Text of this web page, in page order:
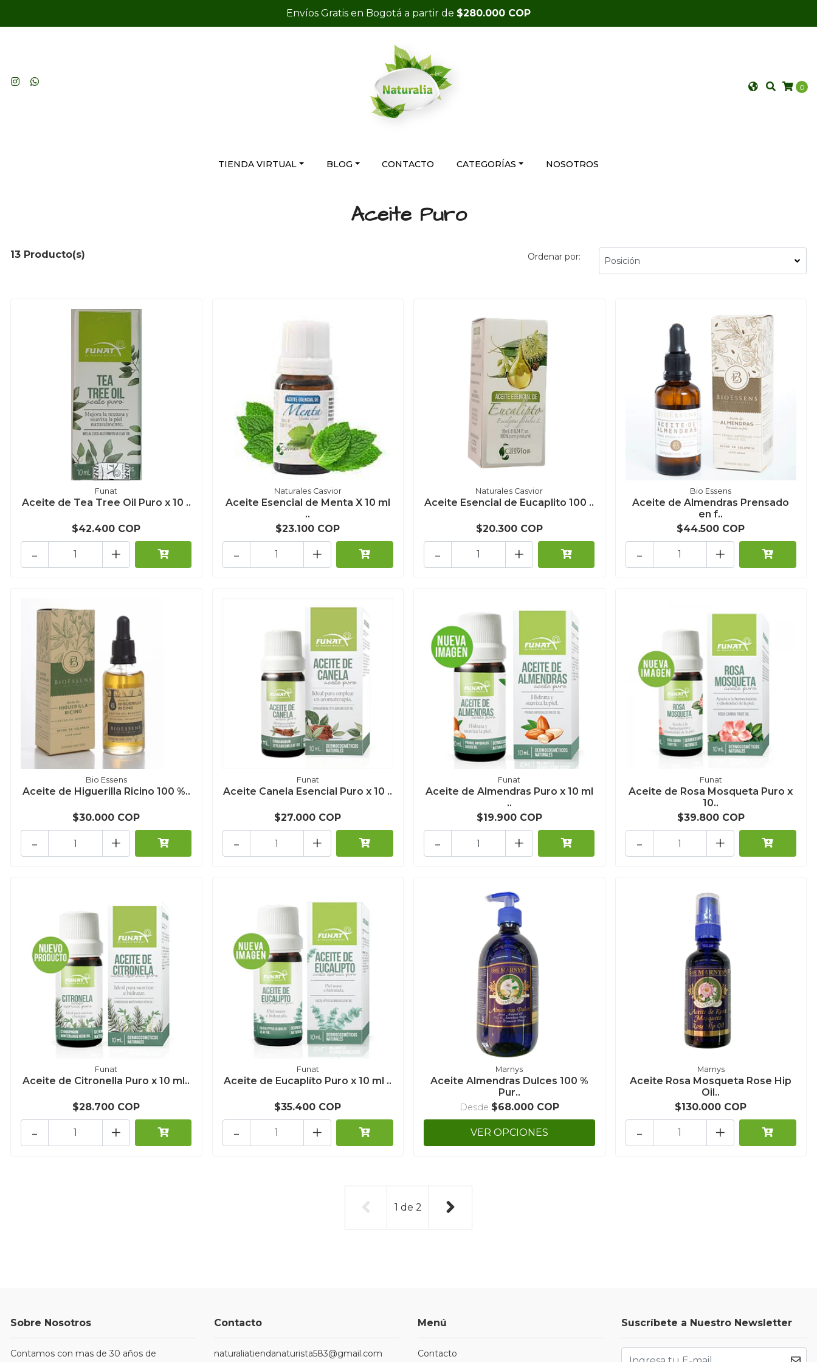
Envíos Gratis en Bogotá a partir de $280.000 COP
0
TIENDA VIRTUAL BLOG CONTACTO CATEGORÍAS NOSOTROS
Aceite Puro
13 Producto(s) Ordenar por:
Funat
Aceite de Tea Tree Oil Puro x 10 ..
$42.400 COP
+
-
Naturales Casvior
Aceite Esencial de Menta X 10 ml
..
$23.100 COP
+
-
Naturales Casvior
Aceite Esencial de Eucaplito 100 ..
$20.300 COP
+
-
Bio Essens
Aceite de Almendras Prensado
en f..
$44.500 COP
+
-
Bio Essens
Aceite de Higuerilla Ricino 100 %..
$30.000 COP
+
-
Funat
Aceite Canela Esencial Puro x 10 ..
$27.000 COP
+
-
Funat
Aceite de Almendras Puro x 10 ml
..
$19.900 COP
+
-
Funat
Aceite de Rosa Mosqueta Puro x
10..
$39.800 COP
+
-
Funat
Aceite de Citronella Puro x 10 ml..
$28.700 COP
+
-
Funat
Aceite de Eucaplíto Puro x 10 ml ..
$35.400 COP
+
-
Marnys
Aceite Almendras Dulces 100 %
Pur..
Desde $68.000 COP
VER OPCIONES
Marnys
Aceite Rosa Mosqueta Rose Hip
Oil..
$130.000 COP
+
-
1 de 2
Sobre Nosotros
Contamos con mas de 30 años de
Contacto
naturaliatiendanaturista583@gmail.com
Menú
Contacto
Suscríbete a Nuestro Newsletter